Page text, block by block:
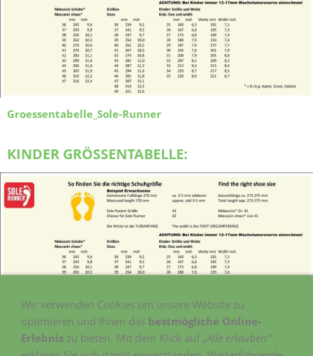
Groessentabelle_Sole-Runner
KINDER GRÖSSENTABELLE:
Groessentabelle_Sole-Runner
Wir verwenden Cookies um unsere Website zu
optimieren und Ihnen das bestmögliche Online-
Erlebnis zu bieten. Mit dem Klick auf„Alle erlauben“